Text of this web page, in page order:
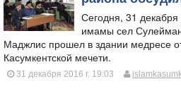
Сегодня, 31
имамы сел
Маджлис прошел в здании медресе
Касумкентской мечети.
31 декабря 2016 г. 19:03